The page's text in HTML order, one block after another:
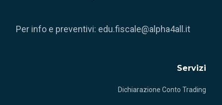
Per info e preventivi: edu.fiscale@alpha4all.it
Servizi
Dichiarazione Conto Trading